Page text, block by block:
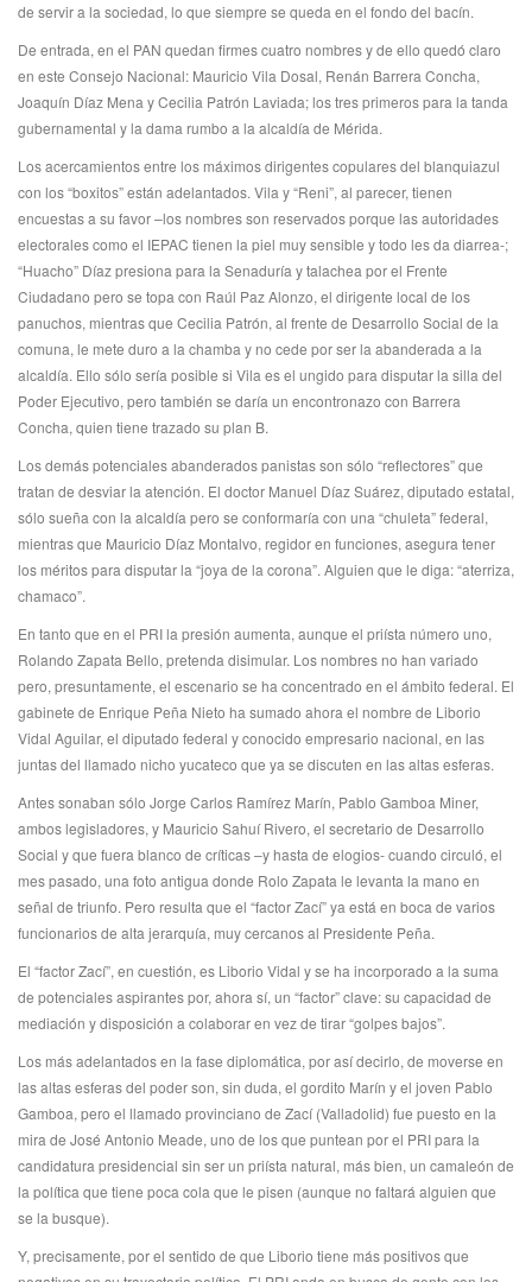
de servir a la sociedad, lo que siempre se queda en el fondo del bacín.
De entrada, en el PAN quedan firmes cuatro nombres y de ello quedó claro
en este Consejo Nacional: Mauricio Vila Dosal, Renán Barrera Concha,
Joaquín Díaz Mena y Cecilia Patrón Laviada; los tres primeros para la tanda
gubernamental y la dama rumbo a la alcaldía de Mérida.
Los acercamientos entre los máximos dirigentes copulares del blanquiazul
con los “boxitos” están adelantados. Vila y “Reni”, al parecer, tienen
encuestas a su favor –los nombres son reservados porque las autoridades
electorales como el IEPAC tienen la piel muy sensible y todo les da diarrea-;
“Huacho” Díaz presiona para la Senaduría y talachea por el Frente
Ciudadano pero se topa con Raúl Paz Alonzo, el dirigente local de los
panuchos, mientras que Cecilia Patrón, al frente de Desarrollo Social de la
comuna, le mete duro a la chamba y no cede por ser la abanderada a la
alcaldía. Ello sólo sería posible si Vila es el ungido para disputar la silla del
Poder Ejecutivo, pero también se daría un encontronazo con Barrera
Concha, quien tiene trazado su plan B.
Los demás potenciales abanderados panistas son sólo “reflectores” que
tratan de desviar la atención. El doctor Manuel Díaz Suárez, diputado estatal,
sólo sueña con la alcaldía pero se conformaría con una “chuleta” federal,
mientras que Mauricio Díaz Montalvo, regidor en funciones, asegura tener
los méritos para disputar la “joya de la corona”. Alguien que le diga: “aterriza,
chamaco”.
En tanto que en el PRI la presión aumenta, aunque el priísta número uno,
Rolando Zapata Bello, pretenda disimular. Los nombres no han variado
pero, presuntamente, el escenario se ha concentrado en el ámbito federal. El
gabinete de Enrique Peña Nieto ha sumado ahora el nombre de Liborio
Vidal Aguilar, el diputado federal y conocido empresario nacional, en las
juntas del llamado nicho yucateco que ya se discuten en las altas esferas.
Antes sonaban sólo Jorge Carlos Ramírez Marín, Pablo Gamboa Miner,
ambos legisladores, y Mauricio Sahuí Rivero, el secretario de Desarrollo
Social y que fuera blanco de críticas –y hasta de elogios- cuando circuló, el
mes pasado, una foto antigua donde Rolo Zapata le levanta la mano en
señal de triunfo. Pero resulta que el “factor Zací” ya está en boca de varios
funcionarios de alta jerarquía, muy cercanos al Presidente Peña.
El “factor Zací”, en cuestión, es Liborio Vidal y se ha incorporado a la suma
de potenciales aspirantes por, ahora sí, un “factor” clave: su capacidad de
mediación y disposición a colaborar en vez de tirar “golpes bajos”.
Los más adelantados en la fase diplomática, por así decirlo, de moverse en
las altas esferas del poder son, sin duda, el gordito Marín y el joven Pablo
Gamboa, pero el llamado provinciano de Zací (Valladolid) fue puesto en la
mira de José Antonio Meade, uno de los que puntean por el PRI para la
candidatura presidencial sin ser un priísta natural, más bien, un camaleón de
la política que tiene poca cola que le pisen (aunque no faltará alguien que
se la busque).
Y, precisamente, por el sentido de que Liborio tiene más positivos que